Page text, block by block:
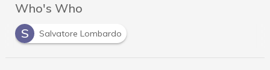
Who's Who
S
Salvatore Lombardo